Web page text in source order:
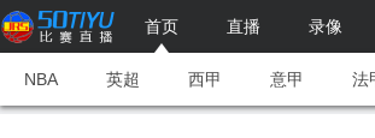
首页 直播 录像
NBA 英超 西甲 意甲 法